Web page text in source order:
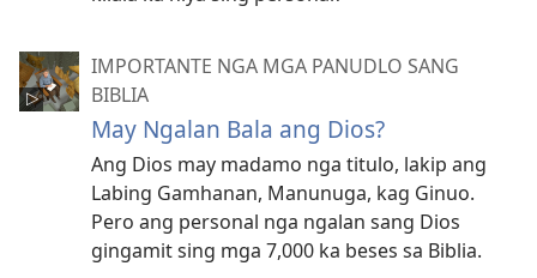
IMPORTANTE NGA MGA PANUDLO SANG
BIBLIA
May Ngalan Bala ang Dios?
Ang Dios may madamo nga titulo, lakip ang
Labing Gamhanan, Manunuga, kag Ginuo.
Pero ang personal nga ngalan sang Dios
gingamit sing mga 7,000 ka beses sa Biblia.